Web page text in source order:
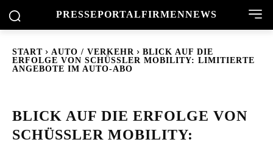
PRESSEPORTALFIRMENNEWS
START AUTO / VERKEHR
BLICK AUF DIE
ERFOLGE VON SCHÜSSLER MOBILITY: LIMITIERTE
ANGEBOTE IM AUTO-ABO
BLICK AUF DIE ERFOLGE VON
SCHÜSSLER MOBILITY: